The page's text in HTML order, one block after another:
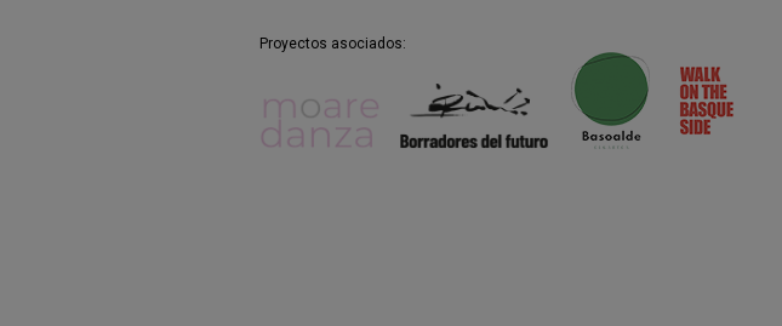
Proyectos asociados: